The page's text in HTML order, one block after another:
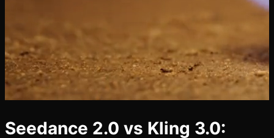
Seedance 2.0 vs Kling 3.0: